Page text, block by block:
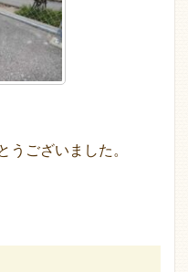
うございました。